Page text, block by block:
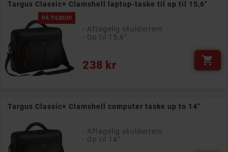
Targus Classic+ Clamshell laptop-taske til op til 15,6"
PÅ TILBUD!
- Aftagelig skulderrem
- Op til 15,6"
238 kr
Pris 
Targus Classic+ Clamshell computer taske up to 14"
- Aftagelig skulderrem
- Op til 14"